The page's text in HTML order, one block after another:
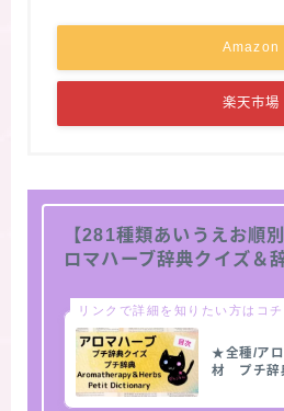
Amazon
楽天市場
【281種類あいうえお順
ロマハーブ辞典クイズ＆
リンクで詳細を知りたい方はコチ
★全種/アロ
材 プチ辞